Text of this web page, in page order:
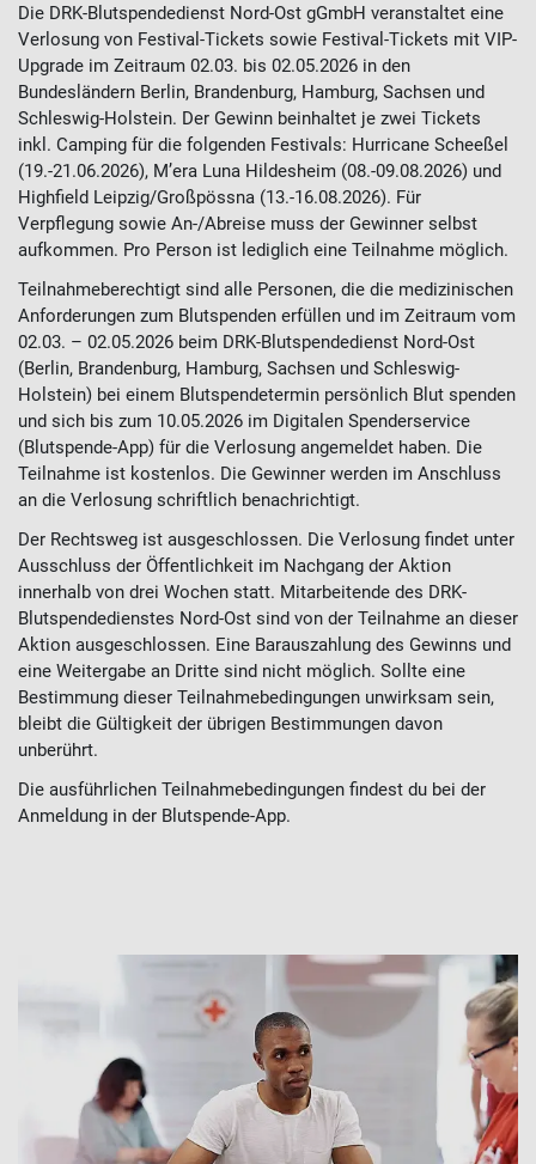
Die DRK-Blutspendedienst Nord-Ost gGmbH veranstaltet eine
Verlosung von Festival-Tickets sowie Festival-Tickets mit VIP-
Upgrade im Zeitraum 02.03. bis 02.05.2026 in den
Bundesländern Berlin, Brandenburg, Hamburg, Sachsen und
Schleswig-Holstein. Der Gewinn beinhaltet je zwei Tickets
inkl. Camping für die folgenden Festivals: Hurricane Scheeßel
(19.-21.06.2026), M’era Luna Hildesheim (08.-09.08.2026) und
Highfield Leipzig/Großpössna (13.-16.08.2026). Für
Verpflegung sowie An-/Abreise muss der Gewinner selbst
aufkommen. Pro Person ist lediglich eine Teilnahme möglich.
Teilnahmeberechtigt sind alle Personen, die die medizinischen
Anforderungen zum Blutspenden erfüllen und im Zeitraum vom
02.03. – 02.05.2026 beim DRK-Blutspendedienst Nord-Ost
(Berlin, Brandenburg, Hamburg, Sachsen und Schleswig-
Holstein) bei einem Blutspendetermin persönlich Blut spenden
und sich bis zum 10.05.2026 im Digitalen Spenderservice
(Blutspende-App) für die Verlosung angemeldet haben. Die
Teilnahme ist kostenlos. Die Gewinner werden im Anschluss
an die Verlosung schriftlich benachrichtigt.
Der Rechtsweg ist ausgeschlossen. Die Verlosung findet unter
Ausschluss der Öffentlichkeit im Nachgang der Aktion
innerhalb von drei Wochen statt. Mitarbeitende des DRK-
Blutspendedienstes Nord-Ost sind von der Teilnahme an dieser
Aktion ausgeschlossen. Eine Barauszahlung des Gewinns und
eine Weitergabe an Dritte sind nicht möglich. Sollte eine
Bestimmung dieser Teilnahmebedingungen unwirksam sein,
bleibt die Gültigkeit der übrigen Bestimmungen davon
unberührt.
Die ausführlichen Teilnahmebedingungen findest du bei der
Anmeldung in der Blutspende-App.